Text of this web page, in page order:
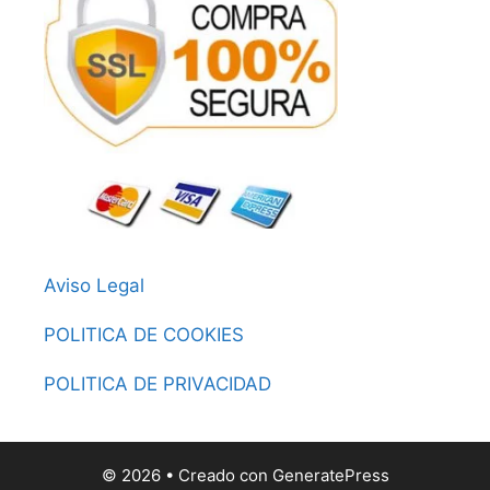
Aviso Legal
POLITICA DE COOKIES
POLITICA DE PRIVACIDAD
© 2026 • Creado con GeneratePress